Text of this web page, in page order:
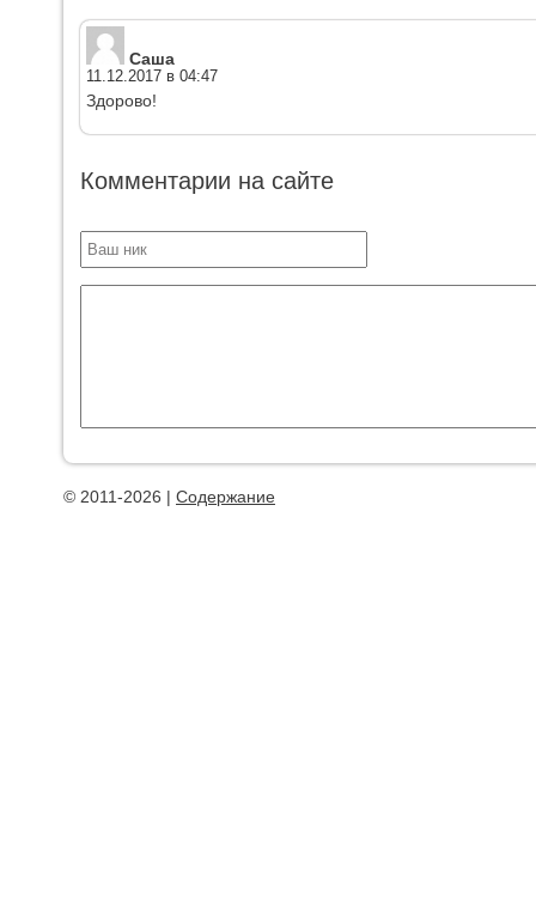
Саша
11.12.2017 в 04:47
Здорово!
Комментарии на сайте
© 2011-2026 | Содержание